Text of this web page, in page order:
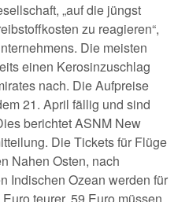
„auf die jüngst
zu reagieren“,
Die meisten
einen Kerosinzuschlag
nach. Die Aufpreise
21. April fällig und sind
berichtet ASNM New
Die Tickets für Flüge
Nahen Osten, nach
Indischen Ozean werden für